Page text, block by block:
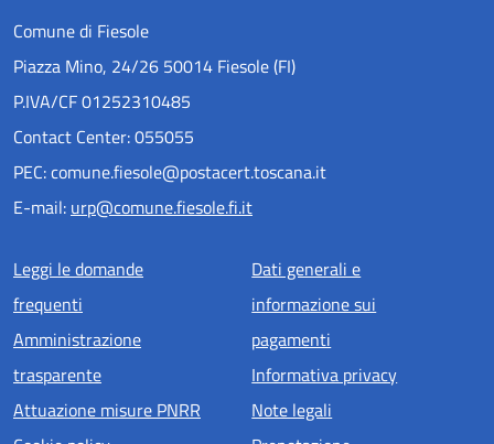
Comune di Fiesole
Piazza Mino, 24/26 50014 Fiesole (FI)
P.IVA/CF 01252310485
Contact Center: 055055
PEC: comune.fiesole@postacert.toscana.it
E-mail: urp@comune.fiesole.fi.it
Menu piè di pagina
Leggi le domande
frequenti
Amministrazione
trasparente
Attuazione misure PNRR
Dati generali e
informazione sui
pagamenti
Informativa privacy
Note legali